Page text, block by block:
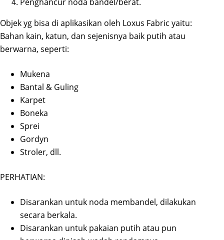
Objek yg bisa di aplikasikan oleh Loxus Fabric yaitu:
Bahan kain, katun, dan sejenisnya baik putih atau
berwarna, seperti:
Mukena
Bantal & Guling
Karpet
Boneka
Sprei
Gordyn
Stroler, dll.
PERHATIAN:
Disarankan untuk noda membandel, dilakukan
secara berkala.
Disarankan untuk pakaian putih atau pun